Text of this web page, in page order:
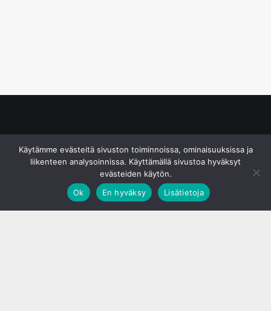
Käytämme evästeitä sivuston toiminnoissa, ominaisuuksissa ja
liikenteen analysoinnissa. Käyttämällä sivustoa hyväksyt
evästeiden käytön.
Ok
En hyväksy Lisätietoja